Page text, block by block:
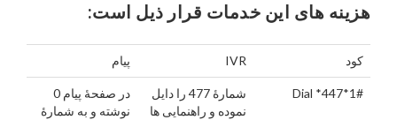
هزینه های این خدمات قرار ذیل است:
کود IVR پیام
Dial *447*1#
شمارۀ 477 را دایل
نموده و راهنمایی ها
در صفحۀ پیام 0
نوشته و به شمارۀ